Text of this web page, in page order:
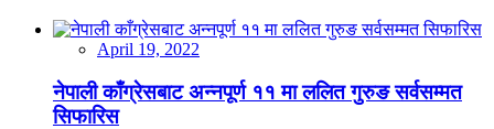
April 19, 2022
नेपाली काँग्रेसबाट अन्नपूर्ण ११ मा ललित गुरुङ सर्वसम्मत
सिफारिस